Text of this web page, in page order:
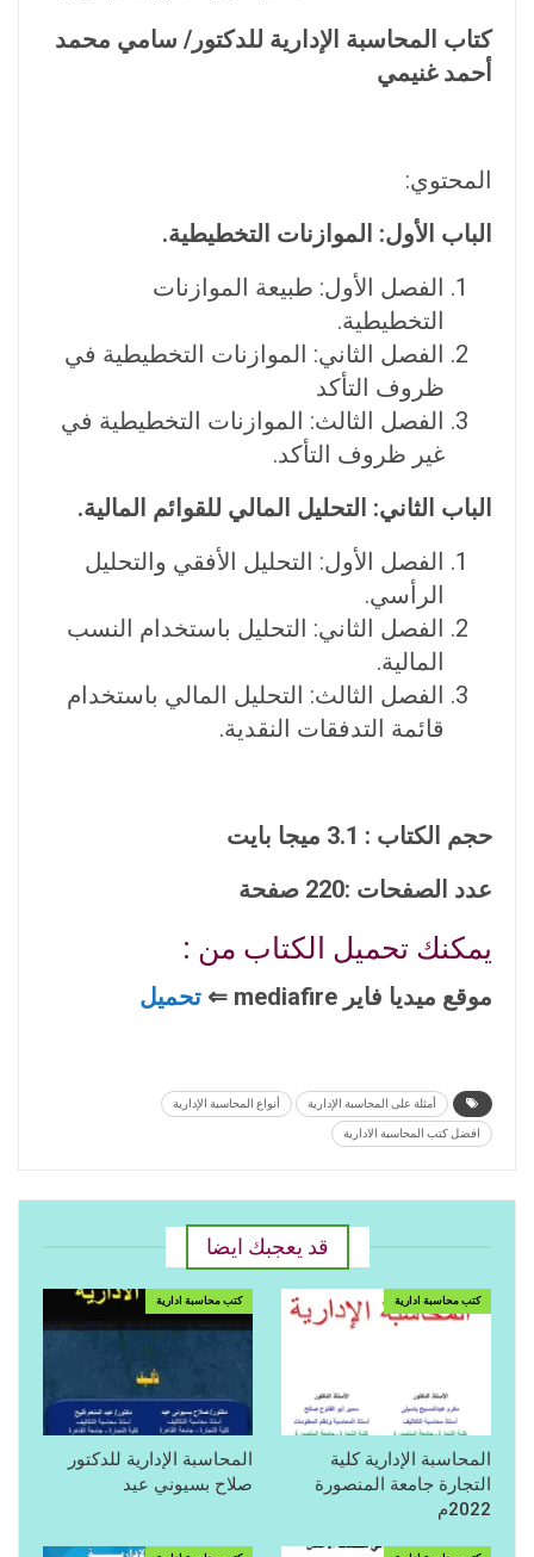
كتاب المحاسبة الإدارية للدكتور/ سامي محمد
أحمد غنيمي
المحتوي:
الباب الأول: الموازنات التخطيطية.
الفصل الأول: طبيعة الموازنات
التخطيطية.
الفصل الثاني: الموازنات التخطيطية في
ظروف التأكد
الفصل الثالث: الموازنات التخطيطية في
غير ظروف التأكد.
الباب الثاني: التحليل المالي للقوائم المالية.
الفصل الأول: التحليل الأفقي والتحليل
الرأسي.
الفصل الثاني: التحليل باستخدام النسب
المالية.
الفصل الثالث: التحليل المالي باستخدام
قائمة التدفقات النقدية.
حجم الكتاب : 3.1 ميجا بايت
عدد الصفحات :220 صفحة
يمكنك تحميل الكتاب من :
موقع ميديا فاير mediafire ⇐ تحميل
أمثلة على المحاسبة الإدارية أنواع المحاسبة الإدارية
افضل كتب المحاسبة الادارية
قد يعجبك ايضا
كتب محاسبة ادارية
المحاسبة الإدارية كلية
التجارة جامعة المنصورة
2022م
كتب محاسبة ادارية
المحاسبة الإدارية للدكتور
صلاح بسيوني عيد